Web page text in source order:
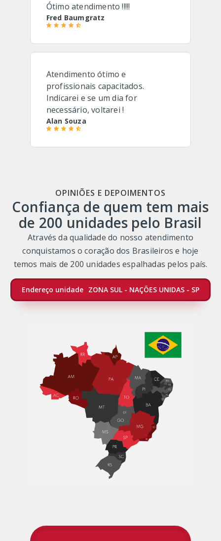
Ótimo atendimento !!!!!
Fred Baumgratz
Atendimento ótimo e
profissionais capacitados.
Indicarei e se um dia for
necessário, voltarei !
Alan Souza
OPINIÕES E DEPOIMENTOS
Confiança de quem tem mais
de 200 unidades pelo Brasil
Através da qualidade do nosso atendimento
conquistamos o coração dos Brasileiros e hoje
temos mais de 200 unidades espalhadas pelos país.
Endereço unidade ZONA SUL - NAÇÕES UNIDAS - SP